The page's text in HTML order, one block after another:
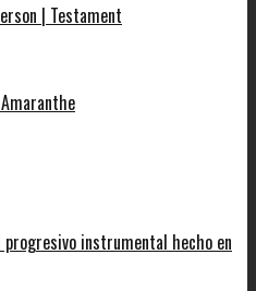
| Testament
instrumental hecho en